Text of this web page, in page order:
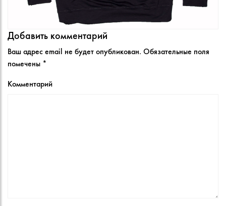
Добавить комментарий
Ваш адрес email не будет опубликован. Обязательные поля
помечены *
Комментарий